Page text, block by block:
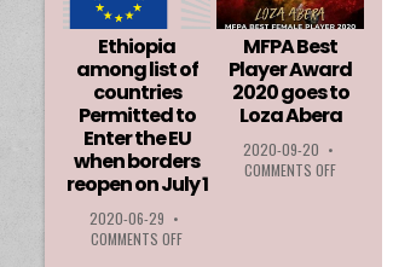
Ethiopia
among list of
countries
Permitted to
Enter the EU
when borders
reopen on July 1
2020-06-29 •
COMMENTS OFFON
MFPA Best
Player Award
2020 goes to
Loza Abera
2020-09-20 •
COMMENTS OFFON